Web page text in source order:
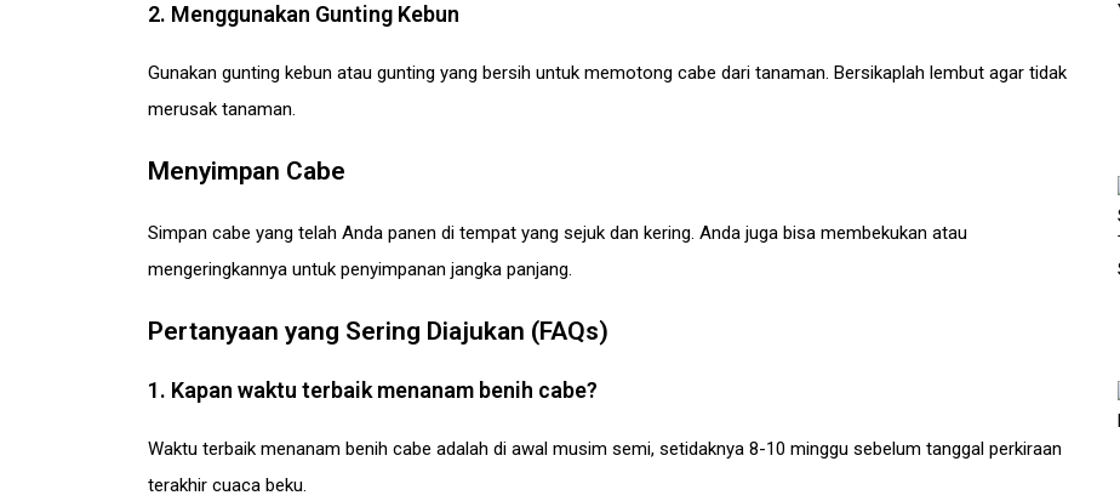
2. Menggunakan Gunting Kebun
Gunakan gunting kebun atau gunting yang bersih untuk memotong cabe dari tanaman. Bersikaplah lembut agar tidak
merusak tanaman.
Menyimpan Cabe
Simpan cabe yang telah Anda panen di tempat yang sejuk dan kering. Anda juga bisa membekukan atau
mengeringkannya untuk penyimpanan jangka panjang.
Pertanyaan yang Sering Diajukan (FAQs)
1. Kapan waktu terbaik menanam benih cabe?
Waktu terbaik menanam benih cabe adalah di awal musim semi, setidaknya 8-10 minggu sebelum tanggal perkiraan
terakhir cuaca beku.